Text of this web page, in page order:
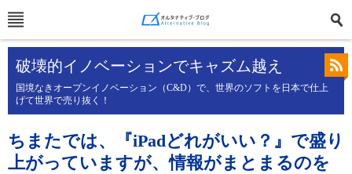
破壊的イノベーションでキャズム越え
国境なきオープンイノベーション（C&D）で、世界のソフトを日本で仕上
げて世界で売り抜く！
ちまたでは、『iPadどれがいい？』で盛り
上がっていますが、情報がまとまるのを